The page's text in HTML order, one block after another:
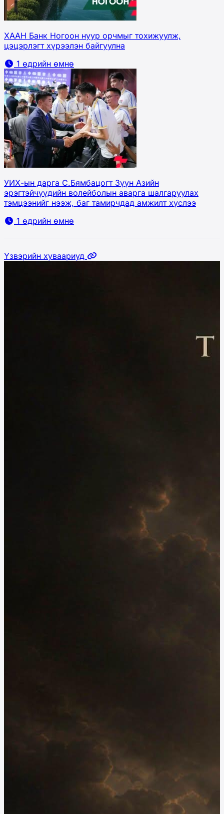
ХААН Банк Ногоон нуур орчмыг тохижуулж,
цэцэрлэгт хүрээлэн байгуулна
1 өдрийн өмнө
УИХ-ын дарга С.Бямбацогт Зүүн Азийн
эрэгтэйчүүдийн волейболын аварга шалгаруулах
тэмцээнийг нээж, баг тамирчдад амжилт хүслээ
1 өдрийн өмнө
Үзвэрийн хуваариуд